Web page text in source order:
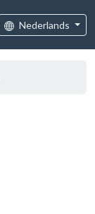
Nederlands